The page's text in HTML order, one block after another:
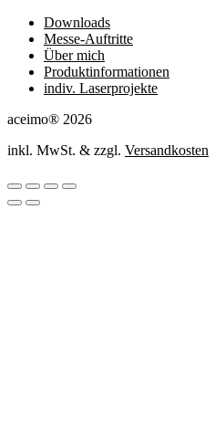
Downloads
Messe-Auftritte
Über mich
Produktinformationen
indiv. Laserprojekte
aceimo® 2026
inkl. MwSt. & zzgl. Versandkosten